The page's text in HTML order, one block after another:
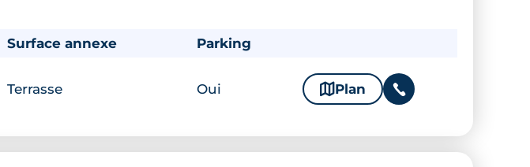
Surface annexe Parking
Terrasse Oui 🗞 Plan 📞